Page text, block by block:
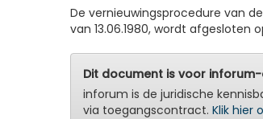
De vernieuwingsprocedure van
van 13.06.1980, wordt afgesloten
Dit document is voor
inforum is de juridische
via toegangscontract. Klik hier